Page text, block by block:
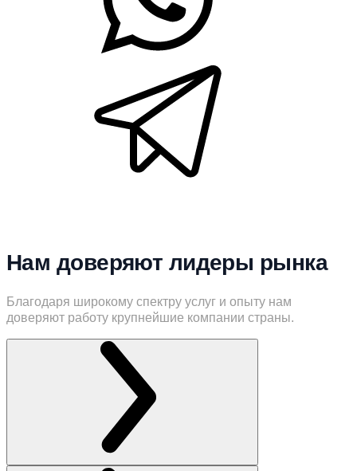
Нам доверяют лидеры рынка
Благодаря широкому спектру услуг и опыту нам
доверяют работу крупнейшие компании страны.